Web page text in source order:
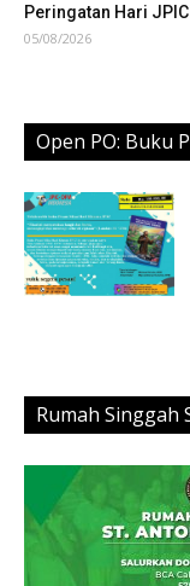
Peringatan Hari
05/08/2026
Open PO: Buku
Rumah Singgah